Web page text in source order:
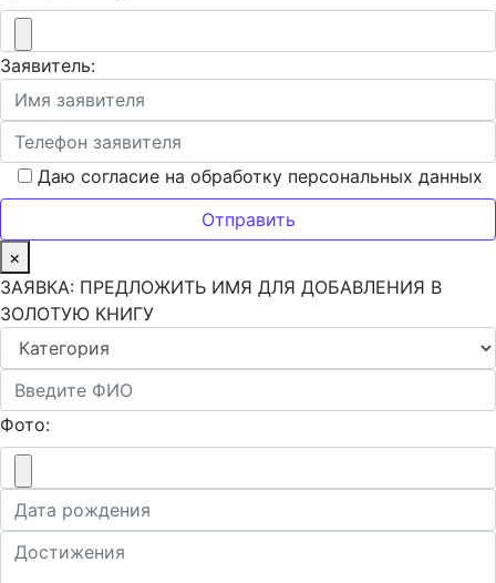
Заявитель:
Даю согласие на обработку персональных данных
×
ЗАЯВКА: ПРЕДЛОЖИТЬ ИМЯ ДЛЯ ДОБАВЛЕНИЯ В
ЗОЛОТУЮ КНИГУ
Фото: